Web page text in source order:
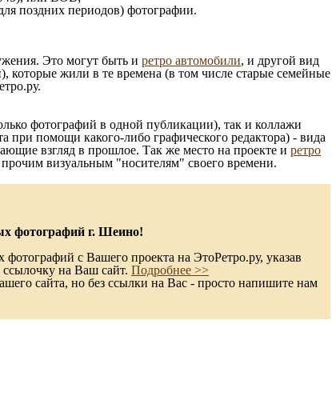
поздних периодов) фотографии.
Это могут быть и ретро автомобили, и другой вид
жили в те времена (в том числе старые семейные
фотографий в одной публикации), так и коллажи
при помощи какого-либо графического редактора) - вида
взгляд в прошлое. Так же место на проекте и ретро
визуальным "носителям" своего времени.
фотографий г. Шеино!
с Вашего проекта на ЭтоРетро.ру, указав
на Ваш сайт. Подробнее >>
сайта, но без ссылки на Вас - просто напишите нам